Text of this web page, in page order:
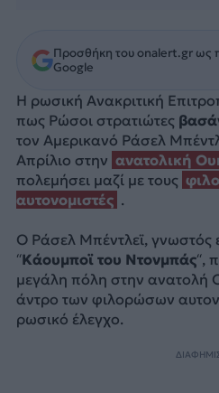
Προσθήκη του onalert.gr ως
Google
Η ρωσική Ανακριτική
πως Ρώσοι στρατιώτες
τον Αμερικανό Ράσελ
Απρίλιο στην ανατολική
πολεμήσει μαζί με τους
αυτονομιστές .
Ο Ράσελ Μπέντλεϊ, γνωστός
“Κάουμποϊ του Ντονμπάς“,
μεγάλη πόλη στην ανατολή
άντρο των φιλορώσων
ρωσικό έλεγχο.